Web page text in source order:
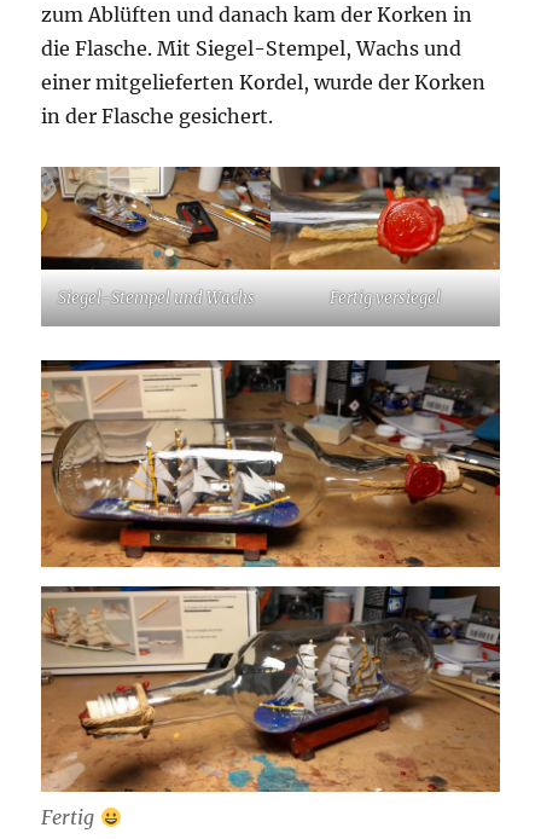
zum Ablüften und danach kam der Korken in
die Flasche. Mit Siegel-Stempel, Wachs und
einer mitgelieferten Kordel, wurde der Korken
in der Flasche gesichert.
Siegel-Stempel und Wachs Fertig versiegel
Fertig